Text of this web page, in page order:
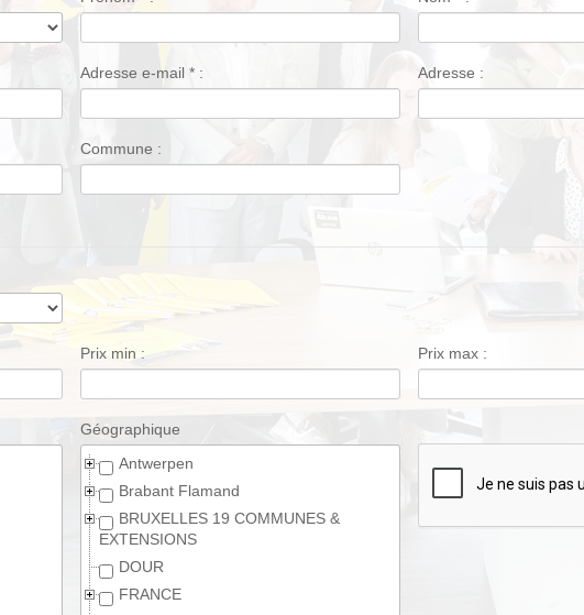
Adresse e-mail *: Adresse :
Commune :
Prix min : Prix max :
Géographique
Antwerpen
Brabant Flamand
BRUXELLES 19 COMMUNES &
EXTENSIONS
DOUR
FRANCE